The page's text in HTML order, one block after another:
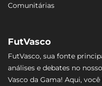
Comunitárias
FutVasco
FutVasco, sua fonte
análises e debates no
Vasco da Gama! Aqui,